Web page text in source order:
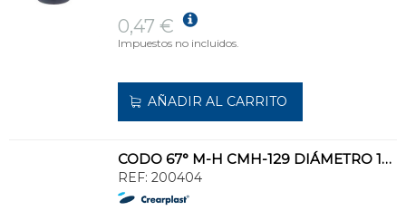
0,47 €
Impuestos no incluidos.
AÑADIR AL CARRITO
CODO 67° M-H CMH-129 DIÁMETRO 160
REF: 200404